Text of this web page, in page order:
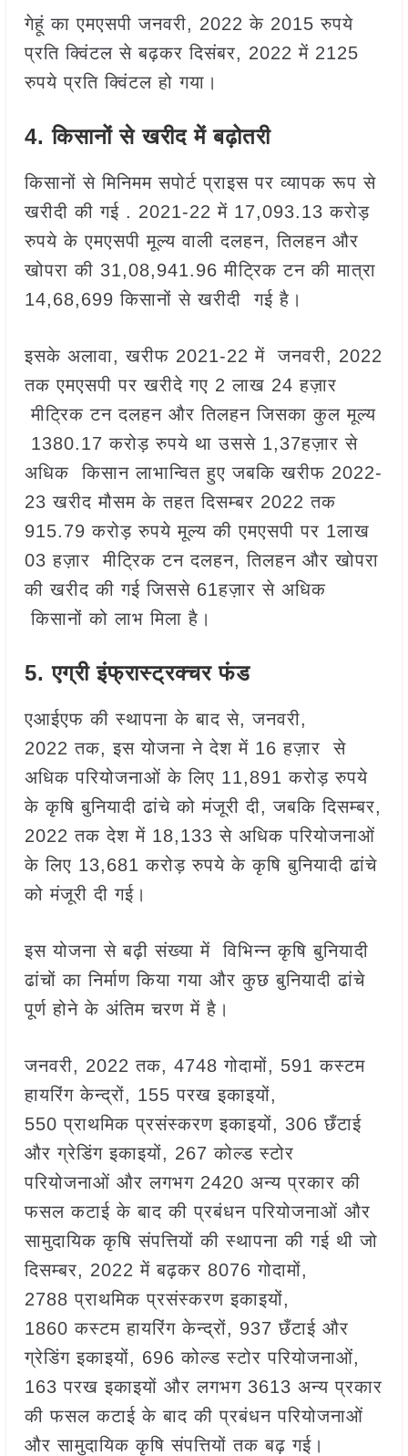
गेहूं का एमएसपी जनवरी, 2022 के 2015 रुपये
प्रति क्विंटल से बढ़कर दिसंबर, 2022 में 2125
रुपये प्रति क्विंटल हो गया।
4.किसानों से खरीद में बढ़ोतरी
किसानों से मिनिमम सपोर्ट प्राइस पर व्यापक रूप से
खरीदी की गई . 2021-22 में 17,093.13 करोड़
रुपये के एमएसपी मूल्य वाली दलहन, तिलहन और
खोपरा की 31,08,941.96 मीट्रिक टन की मात्रा
14,68,699 किसानों से खरीदी गई है।
इसके अलावा, खरीफ 2021-22 में जनवरी, 2022
तक एमएसपी पर खरीदे गए 2 लाख 24 हज़ार
मीट्रिक टन दलहन और तिलहन जिसका कुल मूल्य
1380.17 करोड़ रुपये था उससे 1,37हज़ार से
अधिक किसान लाभान्वित हुए जबकि खरीफ 2022-
23 खरीद मौसम के तहत दिसम्‍बर 2022 तक
915.79 करोड़ रुपये मूल्‍य की एमएसपी पर 1लाख
03 हज़ार मीट्रिक टन दलहन, तिलहन और खोपरा
की खरीद की गई जिससे 61हज़ार से अधिक
किसानों को लाभ मिला है।
5.एग्री इंफ्रास्ट्रक्चर फंड
एआईएफ की स्थापना के बाद से, जनवरी,
2022 तक, इस योजना ने देश में 16 हज़ार से
अधिक परियोजनाओं के लिए 11,891 करोड़ रुपये
के कृषि बुनियादी ढांचे को मंजूरी दी, जबकि दिसम्‍बर,
2022 तक देश में 18,133 से अधिक परियोजनाओं
के लिए 13,681 करोड़ रुपये के कृषि बुनियादी ढांचे
को मंजूरी दी गई।
इस योजना से बढ़ी संख्या में विभिन्न कृषि बुनियादी
ढांचों का निर्माण किया गया और कुछ बुनियादी ढांचे
पूर्ण होने के अंतिम चरण में है।
जनवरी, 2022 तक, 4748 गोदामों, 591 कस्टम
हायरिंग केन्‍द्रों, 155 परख इकाइयों,
550 प्राथमिक प्रसंस्करण इकाइयों, 306 छँटाई
और ग्रेडिंग इकाइयों, 267 कोल्ड स्टोर
परियोजनाओं और लगभग 2420 अन्य प्रकार की
फसल कटाई के बाद की प्रबंधन परियोजनाओं और
सामुदायिक कृषि संपत्तियों की स्थापना की गई थी जो
दिसम्‍बर, 2022 में बढ़कर 8076 गोदामों,
2788 प्राथमिक प्रसंस्करण इकाइयों,
1860 कस्टम हायरिंग केन्‍द्रों, 937 छँटाई और
ग्रेडिंग इकाइयों, 696 कोल्ड स्टोर परियोजनाओं,
163 परख इकाइयों और लगभग 3613 अन्य प्रकार
की फसल कटाई के बाद की प्रबंधन परियोजनाओं
और सामुदायिक कृषि संपत्तियों तक बढ़ गई।